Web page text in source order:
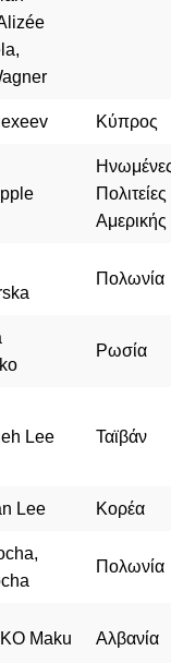
Κύπρος
Πολιτείες
Αμερικής
Πολωνία
Ρωσία
Lee Ταϊβάν
Lee Κορέα
Πολωνία
Maku Αλβανία